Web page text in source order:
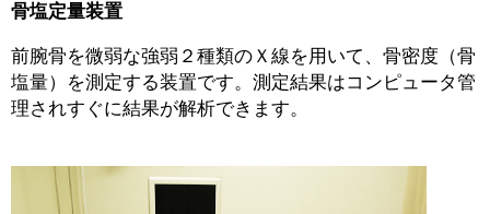
骨塩定量装置
前腕骨を微弱な強弱２種類のＸ線を用いて、骨密度（骨
塩量）を測定する装置です。測定結果はコンピュータ管
理されすぐに結果が解析できます。